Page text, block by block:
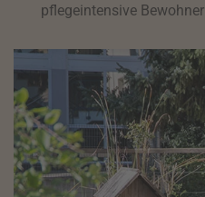
pflegeintensive Bewohner